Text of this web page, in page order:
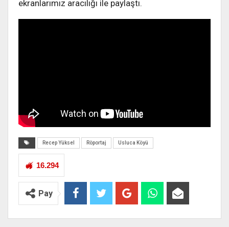
ekranlarımız aracılığı ile paylaştı.
Recep Yüksel Röportaj Usluca Köyü
16.294
Pay